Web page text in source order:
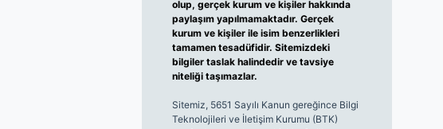
olup, gerçek kurum ve kişiler hakkında
paylaşım yapılmamaktadır. Gerçek
kurum ve kişiler ile isim benzerlikleri
tamamen tesadüfidir. Sitemizdeki
bilgiler taslak halindedir ve tavsiye
niteliği taşımazlar.
Sitemiz, 5651 Sayılı Kanun gereğince Bilgi
Teknolojileri ve İletişim Kurumu (BTK)